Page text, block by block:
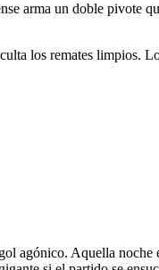
arma un doble pivote
los remates limpios.
agónico. Aquella